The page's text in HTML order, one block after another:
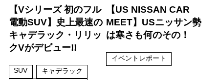
【Vシリーズ 初のフル
電動SUV】史上最速の
キャデラック・リリッ
クVがデビュー!!
SUV
キャデラック
【US NISSAN CAR
MEET】USニッサン勢
は寒さも何のその！
イベントレポート